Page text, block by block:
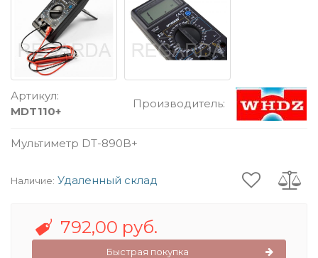
Артикул:
MDT110+
Производитель:
Мультиметр DT-890B+
Наличие: Удаленный склад
792,00 руб.
Быстрая покупка